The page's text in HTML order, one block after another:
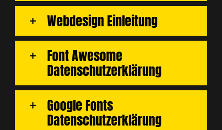
Webdesign Einleitung
Font Awesome
Datenschutzerklärung
Google Fonts
Datenschutzerklärung